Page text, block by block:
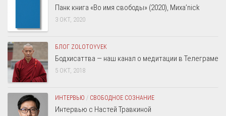
Панк книга «Во имя свободы» (2020), Миха’nick
3 ОКТ, 2020
БЛОГ ZOLOTOYVEK
Бодхисаттва — наш канал о медитации в Телеграме
5 ОКТ, 2018
ИНТЕРВЬЮ / СВОБОДНОЕ СОЗНАНИЕ
Интервью с Настей Травкиной